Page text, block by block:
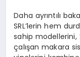
Daha ayrıntılı
SRL’lerin hem
sahip modellerini,
çalışan makara